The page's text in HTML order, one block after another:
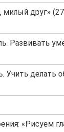
друг»
Развивать
Учить делать
«Рисуем